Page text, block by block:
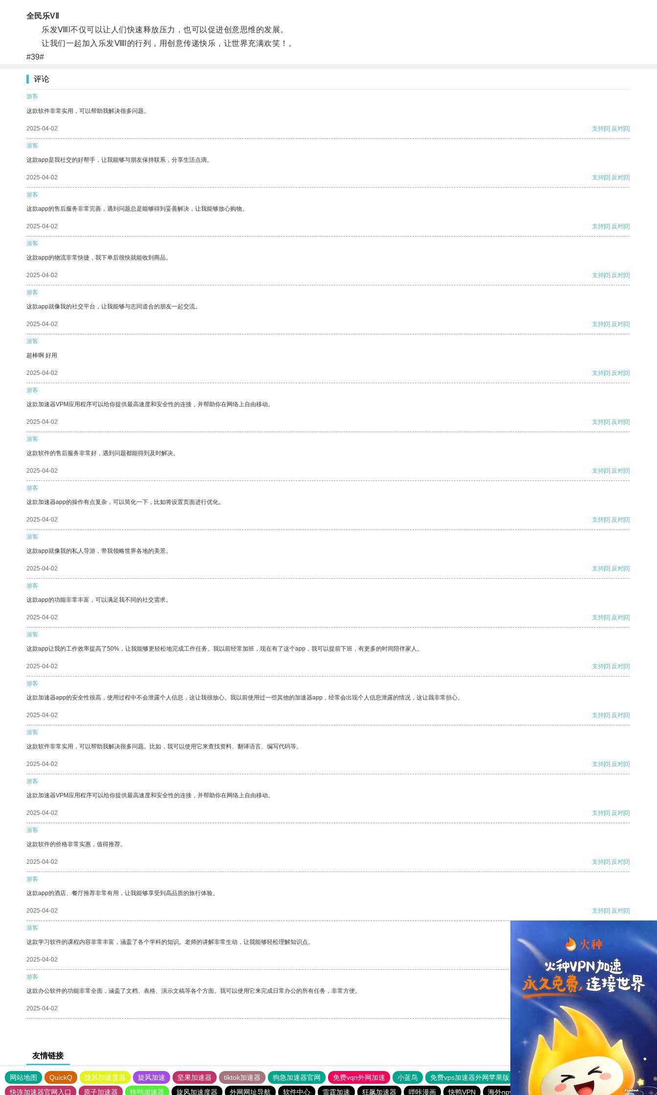
全民乐VⅡ
乐发Ⅷl不仅可以让人们快速释放压力，也可以促进创意思维的发展。
让我们一起加入乐发Ⅷl的行列，用创意传递快乐，让世界充满欢笑！。
#39#
评论
游客
这款软件非常实用，可以帮助我解决很多问题。
2025-04-02 支持[0] 反对[0]
游客
这款app是我社交的好帮手，让我能够与朋友保持联系，分享生活点滴。
2025-04-02 支持[0] 反对[0]
游客
这款app的售后服务非常完善，遇到问题总是能够得到妥善解决，让我能够放心购物。
2025-04-02 支持[0] 反对[0]
游客
这款app的物流非常快捷，我下单后很快就能收到商品。
2025-04-02 支持[0] 反对[0]
游客
这款app就像我的社交平台，让我能够与志同道合的朋友一起交流。
2025-04-02 支持[0] 反对[0]
游客
超棒啊 好用
2025-04-02 支持[0] 反对[0]
游客
这款加速器VPM应用程序可以给你提供最高速度和安全性的连接，并帮助你在网络上自由移动。
2025-04-02 支持[0] 反对[0]
游客
这款软件的售后服务非常好，遇到问题都能得到及时解决。
2025-04-02 支持[0] 反对[0]
游客
这款加速器app的操作有点复杂，可以简化一下，比如将设置页面进行优化。
2025-04-02 支持[0] 反对[0]
游客
这款app就像我的私人导游，带我领略世界各地的美景。
2025-04-02 支持[0] 反对[0]
游客
这款app的功能非常丰富，可以满足我不同的社交需求。
2025-04-02 支持[0] 反对[0]
游客
这款app让我的工作效率提高了50%，让我能够更轻松地完成工作任务。我以前经常加班，现在有了这个app，我可以提前下班，有更多的时间陪伴家人。
2025-04-02 支持[0] 反对[0]
游客
这款加速器app的安全性很高，使用过程中不会泄露个人信息，这让我很放心。我以前使用过一些其他的加速器app，经常会出现个人信息泄露的情况，这让我非常担心。
2025-04-02 支持[0] 反对[0]
游客
这款软件非常实用，可以帮助我解决很多问题。比如，我可以使用它来查找资料、翻译语言、编写代码等。
2025-04-02 支持[0] 反对[0]
游客
这款加速器VPM应用程序可以给你提供最高速度和安全性的连接，并帮助你在网络上自由移动。
2025-04-02 支持[0] 反对[0]
游客
这款软件的价格非常实惠，值得推荐。
2025-04-02 支持[0] 反对[0]
游客
这款app的酒店、餐厅推荐非常有用，让我能够享受到高品质的旅行体验。
2025-04-02 支持[0] 反对[0]
游客
这款学习软件的课程内容非常丰富，涵盖了各个学科的知识。老师的讲解非常生动，让我能够轻松理解知识点。
2025-04-02 支持 反对
游客
这款办公软件的功能非常全面，涵盖了文档、表格、演示文稿等各个方面。我可以使用它来完成日常办公的所有任务，非常方便。
2025-04-02 [0]
友情链接
网站地图 QuickQ 旋风加速度器 旋风加速 坚果加速器 tiktok加速器 狗急加速器官网 免费vqn外网加速 小蓝鸟 免费vps加速器外网苹果版 旋风加速度器
快连加速器
快连加速器官网入口
原子加速器 快鸭加速器 旋风加速度器 外网网址导航 软件中心 雷霆加速 狂飙加速器 哔咔漫画 快鸭VPN 海外npv加速器官网 彩神Vl购彩大厅